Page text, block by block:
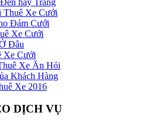
Xe Cưới
Đám Cưới
Xe Cưới
Đâu
Xe Cưới
Xe Ăn Hỏi
Khách Hàng
Xe 2016
DỊCH VỤ